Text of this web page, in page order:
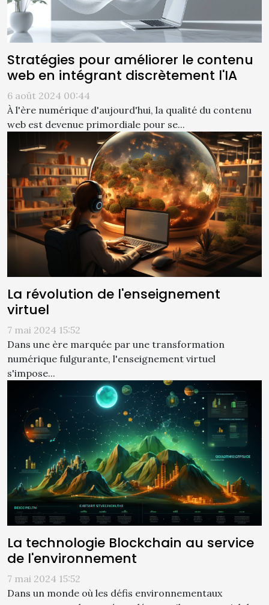
Stratégies pour améliorer le contenu
web en intégrant discrètement l'IA
6 août 2024 00:44
À l'ère numérique d'aujourd'hui, la qualité du contenu
web est devenue primordiale pour se...
La révolution de l'enseignement
virtuel
7 mai 2024 15:52
Dans une ère marquée par une transformation
numérique fulgurante, l'enseignement virtuel
s'impose...
La technologie Blockchain au service
de l'environnement
7 mai 2024 15:52
Dans un monde où les défis environnementaux